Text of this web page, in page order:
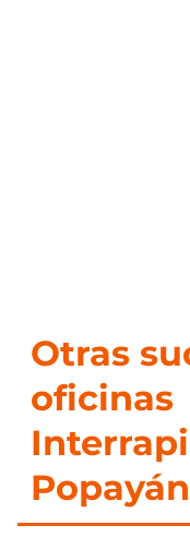
Otras
oficinas
Popayán